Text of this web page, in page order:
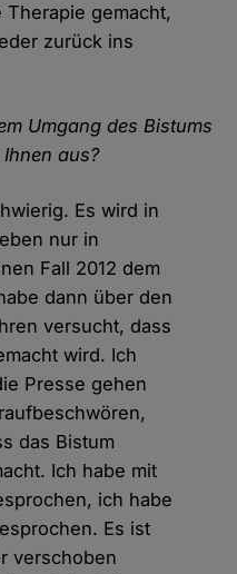
gemacht,
zurück ins
Umgang des Bistums
aus?
Es wird in
nur in
Fall 2012 dem
dann über den
versucht, dass
wird. Ich
Presse gehen
das Bistum
Ich habe mit
ich habe
Es ist
verschoben